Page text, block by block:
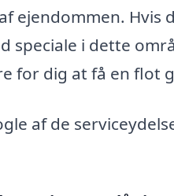
ejendommen. Hvis
speciale i dette
for dig at få en flot
af de